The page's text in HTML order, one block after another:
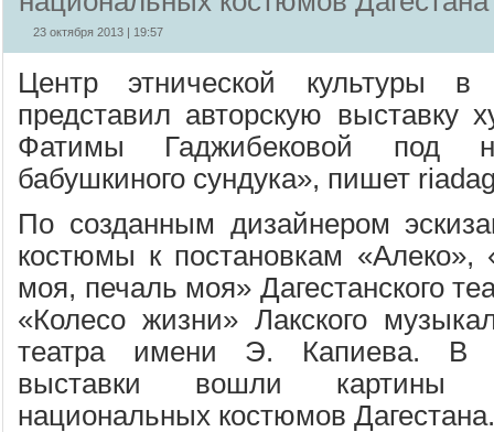
23 октября 2013 | 19:57
Центр этнической культуры в
представил авторскую выставку
Фатимы Гаджибековой под
бабушкиного сундука», пишет
По созданным дизайнером
костюмы к постановкам «Алеко»,
моя, печаль моя» Дагестанского
«Колесо жизни» Лакского
театра имени Э. Капиева. В
выставки вошли картины
национальных костюмов Дагестана.